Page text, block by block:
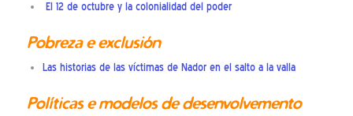
El 12 de octubre y la colonialidad del poder
Pobreza e exclusión
Las historias de las víctimas de Nador en el salto a la valla
Políticas e modelos de desenvolvemento